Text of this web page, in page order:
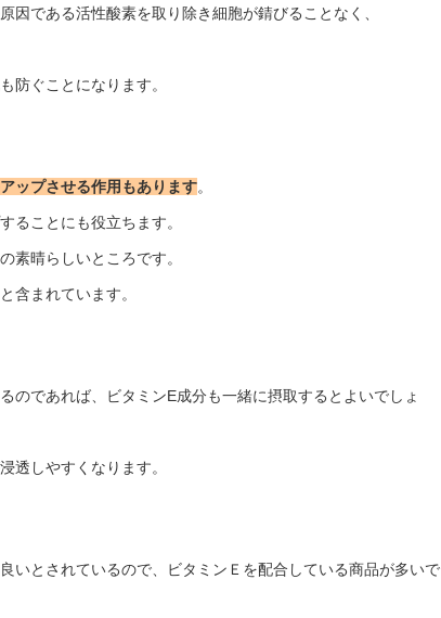
因である活性酸素を取り除き細胞が錆びることなく、
防ぐことになります。
ップさせる作用もあります。
ることにも役立ちます。
素晴らしいところです。
含まれています。
のであれば、ビタミンE成分も一緒に摂取するとよいでしょ
透しやすくなります。
いとされているので、ビタミンＥを配合している商品が多いで